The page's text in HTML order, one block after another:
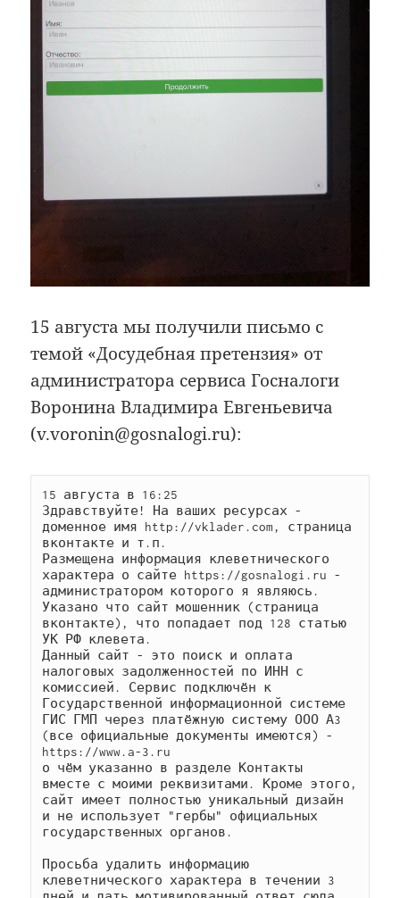
15 августа мы получили письмо с
темой «Досудебная претензия» от
администратора сервиса Госналоги
Воронина Владимира Евгеньевича
(v.voronin@gosnalogi.ru):
15 августа в 16:25
Здравствуйте! На ваших ресурсах -
доменное имя http://vklader.com, страница
вконтакте и т.п.
Размещена информация клеветнического
характера о сайте https://gosnalogi.ru -
администратором которого я являюсь.
Указано что сайт мошенник (страница
вконтакте), что попадает под 128 статью
УК РФ клевета.
Данный сайт - это поиск и оплата
налоговых задолженностей по ИНН с
комиссией. Сервис подключён к
Государственной информационной системе
ГИС ГМП через платёжную систему ООО А3
(все официальные документы имеются) -
https://www.a-3.ru
о чём указанно в разделе Контакты
вместе с моими реквизитами. Кроме этого,
сайт имеет полностью уникальный дизайн
и не использует "гербы" официальных
государственных органов.
Просьба удалить информацию
клеветнического характера в течении 3